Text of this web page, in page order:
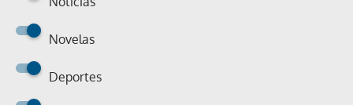
Novelas
Deportes